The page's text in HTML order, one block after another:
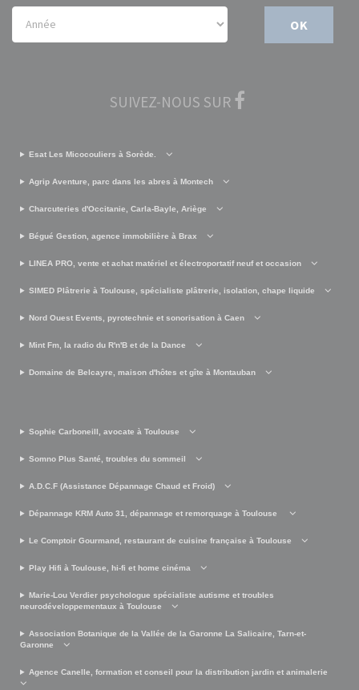
OK
SUIVEZ-NOUS SUR
Esat Les Micocouliers à Sorède.
Agrip Aventure, parc dans les abres à Montech
Charcuteries d'Occitanie, Carla-Bayle, Ariège
Bégué Gestion, agence immobilière à Brax
LINEA PRO, vente et achat matériel et électroportatif neuf et occasion
SIMED Plâtrerie à Toulouse, spécialiste plâtrerie, isolation, chape liquide
Nord Ouest Events, pyrotechnie et sonorisation à Caen
Mint Fm, la radio du R'n'B et de la Dance
Domaine de Belcayre, maison d'hôtes et gîte à Montauban
Sophie Carboneill, avocate à Toulouse
Somno Plus Santé, troubles du sommeil
A.D.C.F (Assistance Dépannage Chaud et Froid)
Dépannage KRM Auto 31, dépannage et remorquage à Toulouse
Le Comptoir Gourmand, restaurant de cuisine française à Toulouse
Play Hifi à Toulouse, hi-fi et home cinéma
Marie-Lou Verdier psychologue spécialiste autisme et troubles
neurodéveloppementaux à Toulouse
Association Botanique de la Vallée de la Garonne La Salicaire, Tarn-et-
Garonne
Agence Canelle, formation et conseil pour la distribution jardin et animalerie